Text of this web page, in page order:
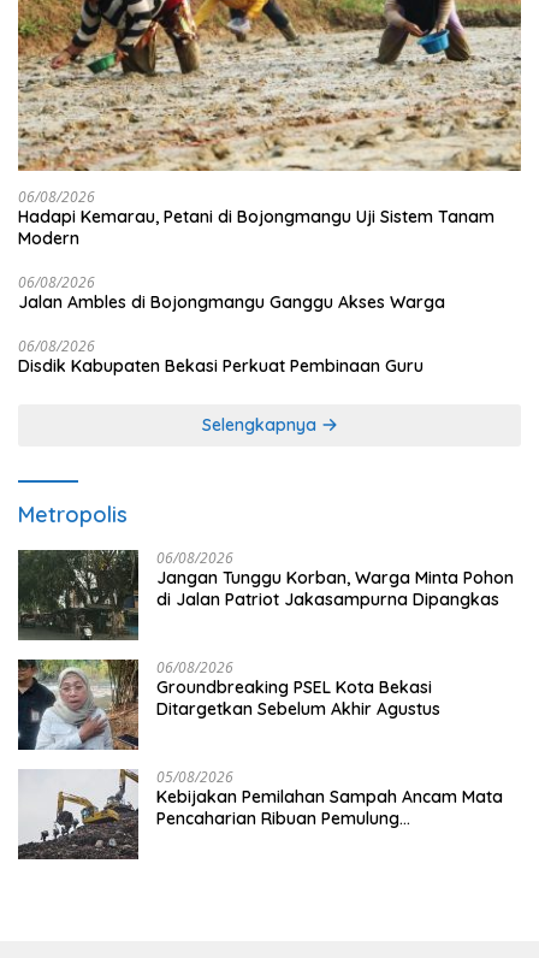
06/08/2026
Hadapi Kemarau, Petani di Bojongmangu Uji Sistem Tanam
Modern
06/08/2026
Jalan Ambles di Bojongmangu Ganggu Akses Warga
06/08/2026
Disdik Kabupaten Bekasi Perkuat Pembinaan Guru
Selengkapnya
Metropolis
06/08/2026
Jangan Tunggu Korban, Warga Minta Pohon
di Jalan Patriot Jakasampurna Dipangkas
06/08/2026
Groundbreaking PSEL Kota Bekasi
Ditargetkan Sebelum Akhir Agustus
05/08/2026
Kebijakan Pemilahan Sampah Ancam Mata
Pencaharian Ribuan Pemulung